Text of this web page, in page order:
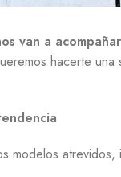
van a
hacerte
modelos